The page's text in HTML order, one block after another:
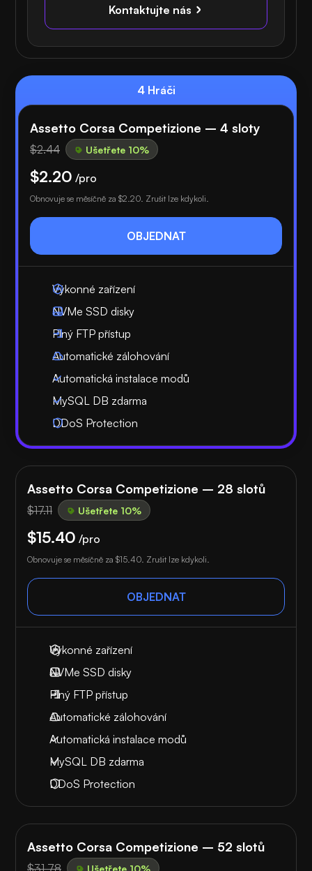
Kontaktujte nás
4 Hráči
Assetto Corsa Competizione – 4 sloty
$2.44 Ušetřete 10%
$2.20 /pro
Obnovuje se měsíčně za $2.20 . Zrušit lze kdykoli.
OBJEDNAT
Výkonné zařízení
NVMe SSD disky
Plný FTP přístup
Automatické zálohování
Automatická instalace modů
MySQL DB zdarma
DDoS Protection
Assetto Corsa Competizione – 28 slotů
$17.11 Ušetřete 10%
$15.40 /pro
Obnovuje se měsíčně za $15.40 . Zrušit lze kdykoli.
OBJEDNAT
Výkonné zařízení
NVMe SSD disky
Plný FTP přístup
Automatické zálohování
Automatická instalace modů
MySQL DB zdarma
DDoS Protection
Assetto Corsa Competizione – 52 slotů
$31.78 Ušetřete 10%